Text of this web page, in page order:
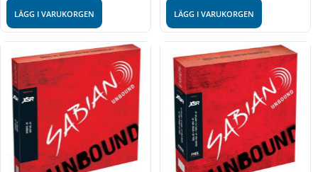
LÄGG I VARUKORGEN LÄGG I VARUKORGEN